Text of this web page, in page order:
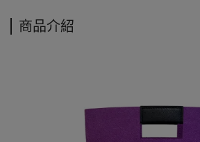
商品介紹